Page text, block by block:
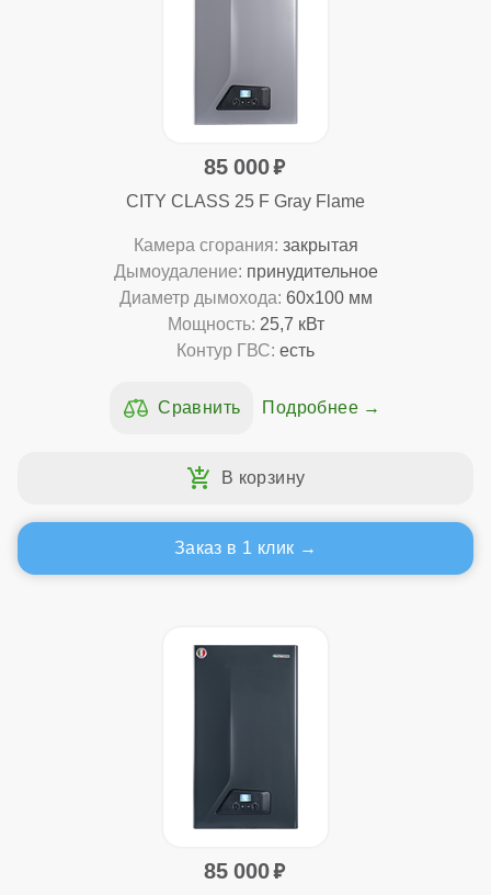
85 000
CITY CLASS 25 F Gray Flame
Камера сгорания: закрытая
Дымоудаление: принудительное
Диаметр дымохода: 60x100 мм
Мощность: 25,7 кВт
Контур ГВС: есть
Подробнее
Заказ в 1 клик
85 000